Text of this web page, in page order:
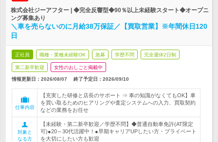
株式会社ジーアフター | ◆完全反響型◆90％以上未経験スタート◆オープニ
ング募集あり
＼車を売らないのに月給38万保証／【買取営業】※年間休日120
日
正社員 職種・業種未経験OK 急募 学歴不問 完全週休2日制
第二新卒歓迎 女性のおしごと掲載中
情報更新日：2026/08/07 終了予定日： 2026/09/10
仕事内容
【充実した研修と店長のサポート ⇒ 車の知識がなくてもOK】車
を買い取るためのヒアリングや査定システムへの入力、買取契約
などの業務をお任せ
対象と
なる方
【未経験・第二新卒歓迎／学歴不問】◆普通自動車免許(AT限定
可)●20～30代活躍中！●早期キャリアUPしたい方・プライベート
を大切にしたい方も歓迎